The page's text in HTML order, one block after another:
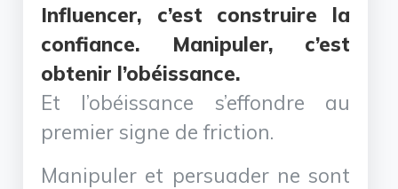
Influencer, c’est construire la
confiance. Manipuler, c’est
obtenir l’obéissance.
Et l’obéissance s’effondre au
premier signe de friction.
Manipuler et persuader ne sont